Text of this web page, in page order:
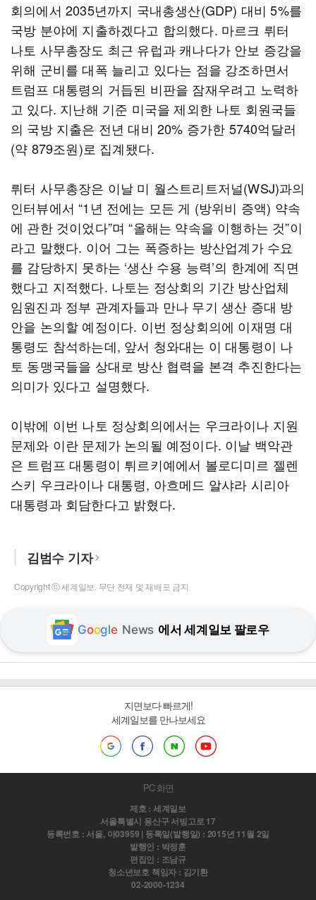
회의에서 2035년까지 국내총생산(GDP) 대비 5%를
국방 분야에 지출하겠다고 합의했다. 마르크 뤼터
나토 사무총장도 최근 유럽과 캐나다가 안보 증강을
위해 군비를 대폭 늘리고 있다는 점을 강조하면서
트럼프 대통령의 거듭된 비판을 잠재우려고 노력하
고 있다. 지난해 기준 미국을 제외한 나토 회원국들
의 국방 지출은 전년 대비 20% 증가한 5740억달러
(약 879조원)로 집계됐다.
뤼터 사무총장은 이날 미 월스트리트저널(WSJ)과의
인터뷰에서 “1년 전에는 모든 게 (방위비 증액) 약속
에 관한 것이었다”며 “올해는 약속을 이행하는 것”이
라고 말했다. 이어 그는 폭증하는 방산업계가 수요
를 감당하지 못하는 ‘생산 수용 능력’의 한계에 직면
했다고 지적했다. 나토는 정상회의 기간 방산업체
임원진과 정부 관계자들과 만나 무기 생산 증대 방
안을 논의할 예정이다. 이번 정상회의에 이재명 대
통령도 참석하는데, 앞서 청와대는 이 대통령이 나
토 동맹국들을 상대로 방산 협력을 본격 추진한다는
의미가 있다고 설명했다.
이밖에 이번 나토 정상회의에서는 우크라이나 지원
문제와 이란 문제가 논의될 예정이다. 이날 백악관
은 트럼프 대통령이 튀르키예에서 볼로디미르 젤렌
스키 우크라이나 대통령, 아흐메드 알샤라 시리아
대통령과 회담한다고 밝혔다.
김범수 기자
Copyright ⓒ 세계일보. 무단 전재 및 재배포 금지
Google News 에서 세계일보 팔로우
지면보다 빠르게!
세계일보를 만나보세요
PC 화면
제호 : 세계일보
서울특별시 용산구 서빙고로 17
등록번호 : 서울, 아03959 | 등록일(발행일) : 2015년 11월 2일
발행인 : 박정훈
편집인 : 조남규
청소년보호 책임자 : 김기환
02-2000-1234